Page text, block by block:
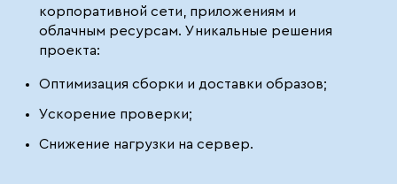
корпоративной сети, приложениям и
облачным ресурсам. Уникальные решения
проекта:
Оптимизация сборки и доставки образов;
Ускорение проверки;
Снижение нагрузки на сервер.